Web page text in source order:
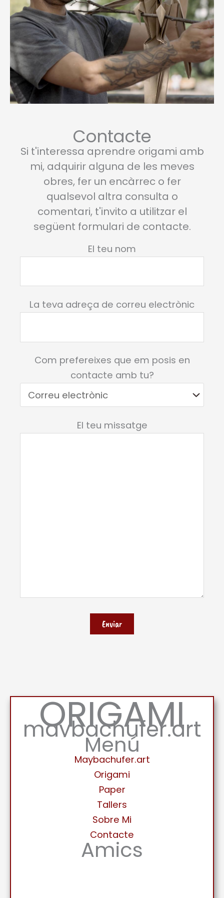
producte
producte
Contacte
Si t'interessa aprendre origami amb
mi, adquirir alguna de les meves
obres, fer un encàrrec o fer
qualsevol altra consulta o
comentari, t'invito a utilitzar el
següent formulari de contacte.
El teu nom
La teva adreça de correu electrònic
Com prefereixes que em posis en
contacte amb tu?
Deixeu aquest camp buit.
El teu missatge
ORIGAMI
maybachufer.art
Menú
Maybachufer.art
Origami
Paper
Tallers
Sobre Mi
Contacte
Amics